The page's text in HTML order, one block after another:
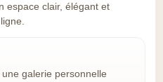
espace clair, élégant et
galerie personnelle